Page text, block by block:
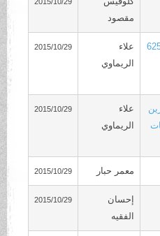
مقصود
علاء
الريماوي
2015/10/29
علاء
الريماوي
2015/10/29
معمر حبار 2015/10/29
إحسان
الفقيه
2015/10/29